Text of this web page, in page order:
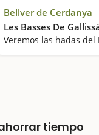
Bellver de Cerdanya
Les Basses De
Veremos las hadas del
tiempo